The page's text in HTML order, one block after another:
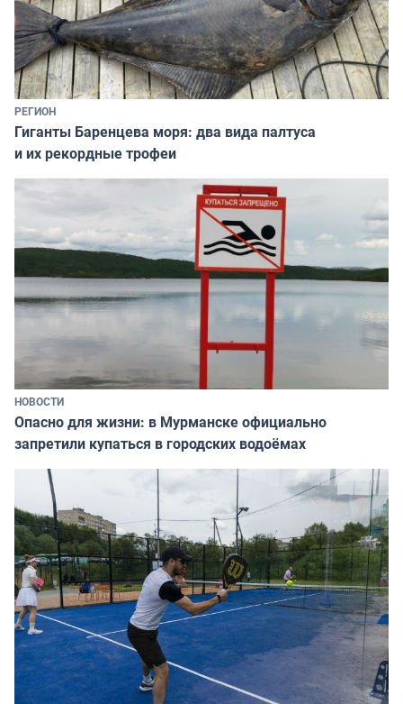
РЕГИОН
Гиганты Баренцева моря: два вида палтуса
и их рекордные трофеи
НОВОСТИ
Опасно для жизни: в Мурманске официально
запретили купаться в городских водоёмах